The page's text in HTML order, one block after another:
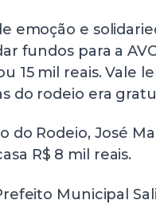
emoção e
fundos para a
15 mil reais. Vale
do rodeio era
do Rodeio, José
R$ 8 mil reais.
Municipal